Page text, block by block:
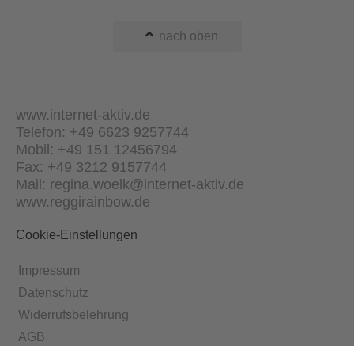
nach oben
www.internet-aktiv.de
Telefon: +49 6623 9257744
Mobil: +49 151 12456794
Fax: +49 3212 9157744
Mail: regina.woelk@internet-aktiv.de
www.reggirainbow.de
Cookie-Einstellungen
Impressum
Datenschutz
Widerrufsbelehrung
AGB